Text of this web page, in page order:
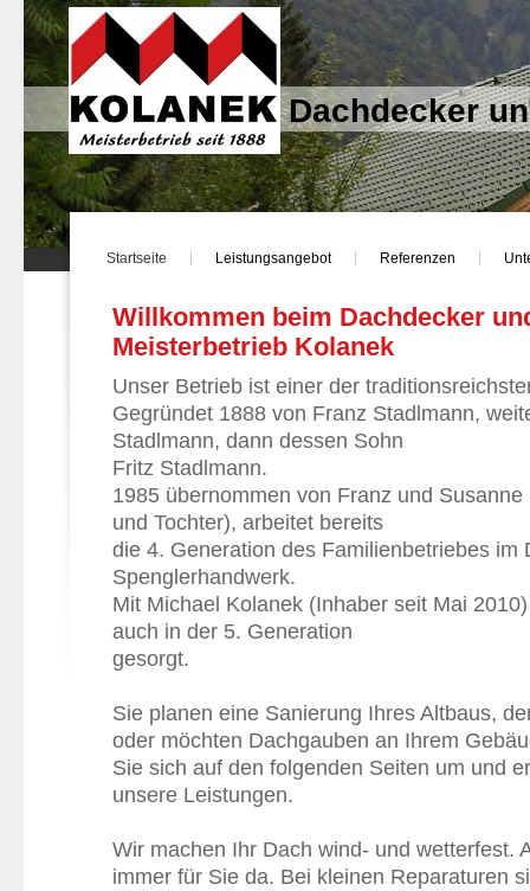
Dachdecker
Startseite Leistungsangebot Referenzen
Willkommen beim Dachdecker
Meisterbetrieb Kolanek
Unser Betrieb ist einer der
Gegründet 1888 von Franz Stadlmann,
Stadlmann, dann dessen Sohn
Fritz Stadlmann.
1985 übernommen von Franz und
und Tochter), arbeitet bereits
die 4. Generation des Familienbetriebes im
Spenglerhandwerk.
Mit Michael Kolanek (Inhaber seit Mai
auch in der 5. Generation
gesorgt.
Sie planen eine Sanierung Ihres Altbaus,
oder möchten Dachgauben an Ihrem
Sie sich auf den folgenden Seiten um und
unsere Leistungen.
Wir machen Ihr Dach wind- und wetterfest.
immer für Sie da. Bei kleinen Reparaturen